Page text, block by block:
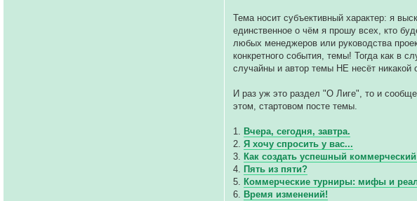
Тема носит субъективный характер: я
единственное о чём я прошу всех, кто
любых менеджеров или руководства
конкретного события, темы! Тогда как в
случайны и автор темы НЕ несёт никакой
И раз уж это раздел "О Лиге", то и
этом, стартовом посте темы.
1. Вчера, сегодня, завтра.
2.Я хочу спросить у вас...
3. Как создать успешный
4. Пять из пяти?
5. Коммерческие турниры: мифы и
6. Время изменений!